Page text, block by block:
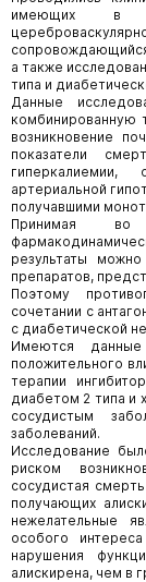
имеющих в
а также
типа и
Данные
комбинированную
возникновение
показатели
гиперкалиемии,
артериальной
получавшими
Принимая во
результаты
препаратов,
Поэтому
сочетании с
с диабетической
Имеются данные
положительного
терапии
диабетом 2 типа и
сосудистым
заболеваний.
Исследование
риском
сосудистая
получающих
нежелательные
особого
нарушения
алискирена, чем в